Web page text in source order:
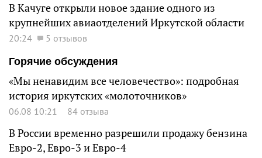
В Качуге открыли новое здание одного из
крупнейших авиаотделений Иркутской области
20:24
5 отзывов
Горячие обсуждения
«Мы ненавидим все человечество»: подробная
история иркутских «молоточников»
06.08 10:21 84 отзыва
В России временно разрешили продажу бензина
Евро-2, Евро-3 и Евро-4